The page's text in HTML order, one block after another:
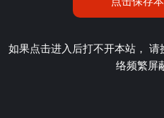
如果点击进入后打不开本站， 请
络频繁屏